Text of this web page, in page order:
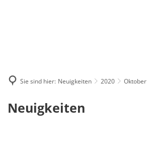
Sie sind hier: Neuigkeiten 2020 Oktober
Oktober
Neuigkeiten